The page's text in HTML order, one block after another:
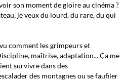
son moment de gloire au cinéma ?
je veux du lourd, du rare, du qui
comment les grimpeurs et
maîtrise, adaptation... Ça me
survivre dans des
des montagnes ou se faufiler